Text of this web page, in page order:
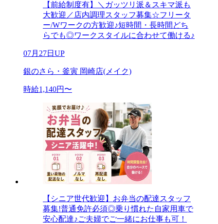
【前給制度有】＼ガッツリ派＆スキマ派も
大歓迎／店内調理スタッフ募集☆フリータ
ー/Wワークの方歓迎♪短時間・長時間どち
らでも◎ワークスタイルに合わせて働ける♪
07月27日UP
銀のさら・釜寅 岡崎店(メイク)
時給1,140円〜
【シニア世代歓迎】お弁当の配達スタッフ
募集!普通免許必須◎乗り慣れた自家用車で
安心配達♪ご夫婦でご一緒にお仕事も可！